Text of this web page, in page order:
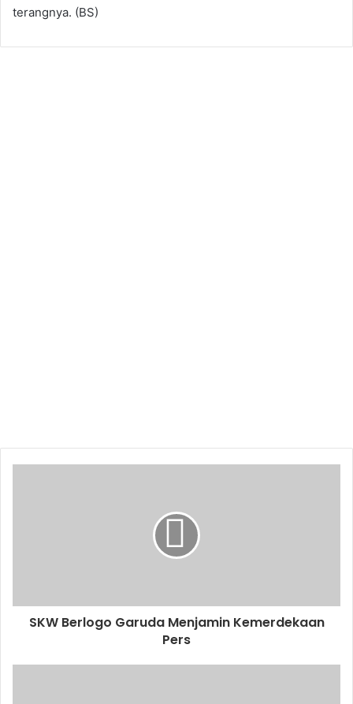
terangnya. (BS)
SKW Berlogo Garuda Menjamin Kemerdekaan
Pers